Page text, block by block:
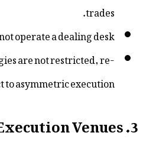
does not operate a
strategies are not
or subject to asymmetric